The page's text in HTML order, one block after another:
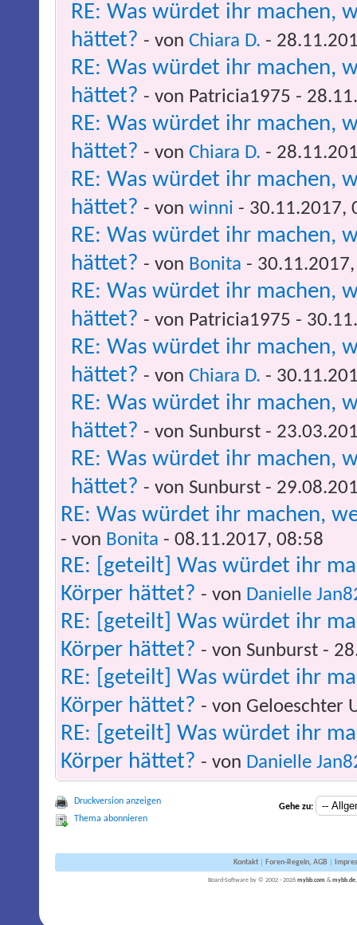
RE: Was würdet ihr machen,
hättet? - von Chiara D. -
RE: Was würdet ihr machen,
hättet? - von Patricia1975 -
RE: Was würdet ihr machen,
hättet? - von Chiara D. -
RE: Was würdet ihr machen,
hättet? - von winni - 30.11.2017,
RE: Was würdet ihr machen,
hättet? - von Bonita -
RE: Was würdet ihr machen,
hättet? - von Patricia1975 -
RE: Was würdet ihr machen,
hättet? - von Chiara D. -
RE: Was würdet ihr machen,
hättet? - von Sunburst -
RE: Was würdet ihr machen,
hättet? - von Sunburst -
RE: Was würdet ihr machen,
- von Bonita - 08.11.2017, 08:58
RE: [geteilt] Was würdet ihr
Körper hättet? - von Danielle
RE: [geteilt] Was würdet ihr
Körper hättet? - von Sunburst -
RE: [geteilt] Was würdet ihr
Körper hättet? - von Geloeschter
RE: [geteilt] Was würdet ihr
Körper hättet? - von Danielle
Druckversion anzeigen
Thema abonnieren
Gehe zu:
Kontakt| Foren-Regeln, AGB|
Board-Software by © 2002 - 2026 mybb.com & mybb.de